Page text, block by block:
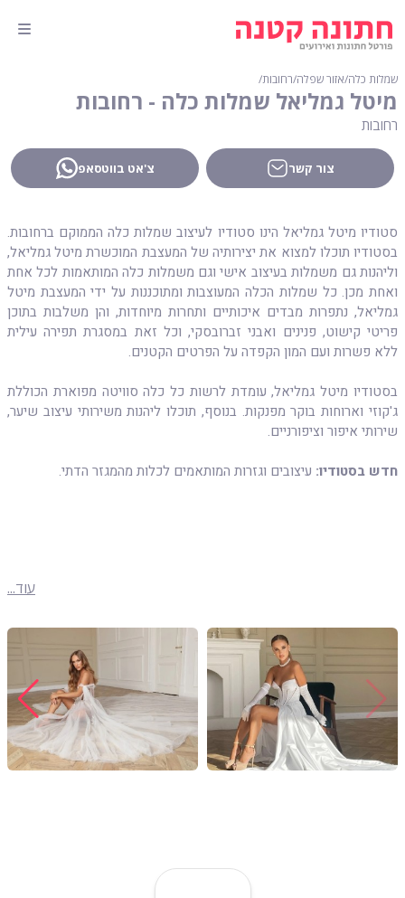
שמלות כלה∕אזור שפלה∕רחובות∕
מיטל גמליאל שמלות כלה - רחובות
רחובות
צור קשר צ'אט בווטסאפ
סטודיו מיטל גמליאל הינו סטודיו לעיצוב שמלות כלה הממוקם ברחובות.
בסטודיו תוכלו למצוא את יצירותיה של המעצבת המוכשרת מיטל גמליאל,
וליהנות גם משמלות בעיצוב אישי וגם משמלות כלה המותאמות לכל אחת
ואחת מכן. כל שמלות הכלה המעוצבות ומתוכננות על ידי המעצבת מיטל
גמליאל, נתפרות מבדים איכותיים ותחרות מיוחדות, והן משלבות בתוכן
פריטי קישוט, פנינים ואבני זברובסקי, וכל זאת במסגרת תפירה עילית
ללא פשרות ועם המון הקפדה על הפרטים הקטנים.
בסטודיו מיטל גמליאל, עומדת לרשות כל כלה סוויטה מפוארת הכוללת
ג'קוזי וארוחות בוקר מפנקות. בנוסף, תוכלו ליהנות משירותי עיצוב שיער,
שירותי איפור וציפורניים.
חדש בסטודיו: עיצובים וגזרות המותאמים לכלות מהמגזר הדתי.
עוד...